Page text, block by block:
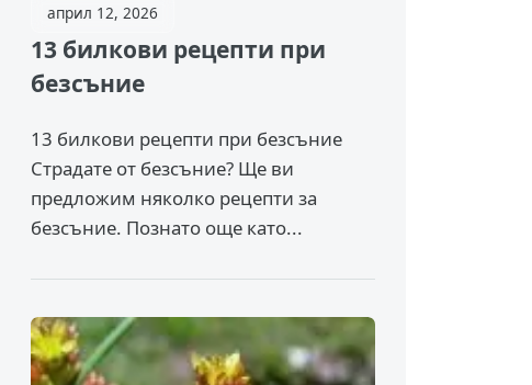
април 12, 2026
13 билкови рецепти при
безсъние
13 билкови рецепти при безсъние
Страдате от безсъние? Ще ви
предложим няколко рецепти за
безсъние. Познато още като...